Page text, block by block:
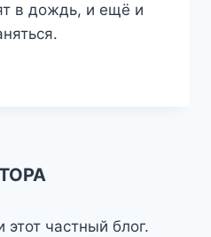
в дождь, и ещё и
этот частный блог.